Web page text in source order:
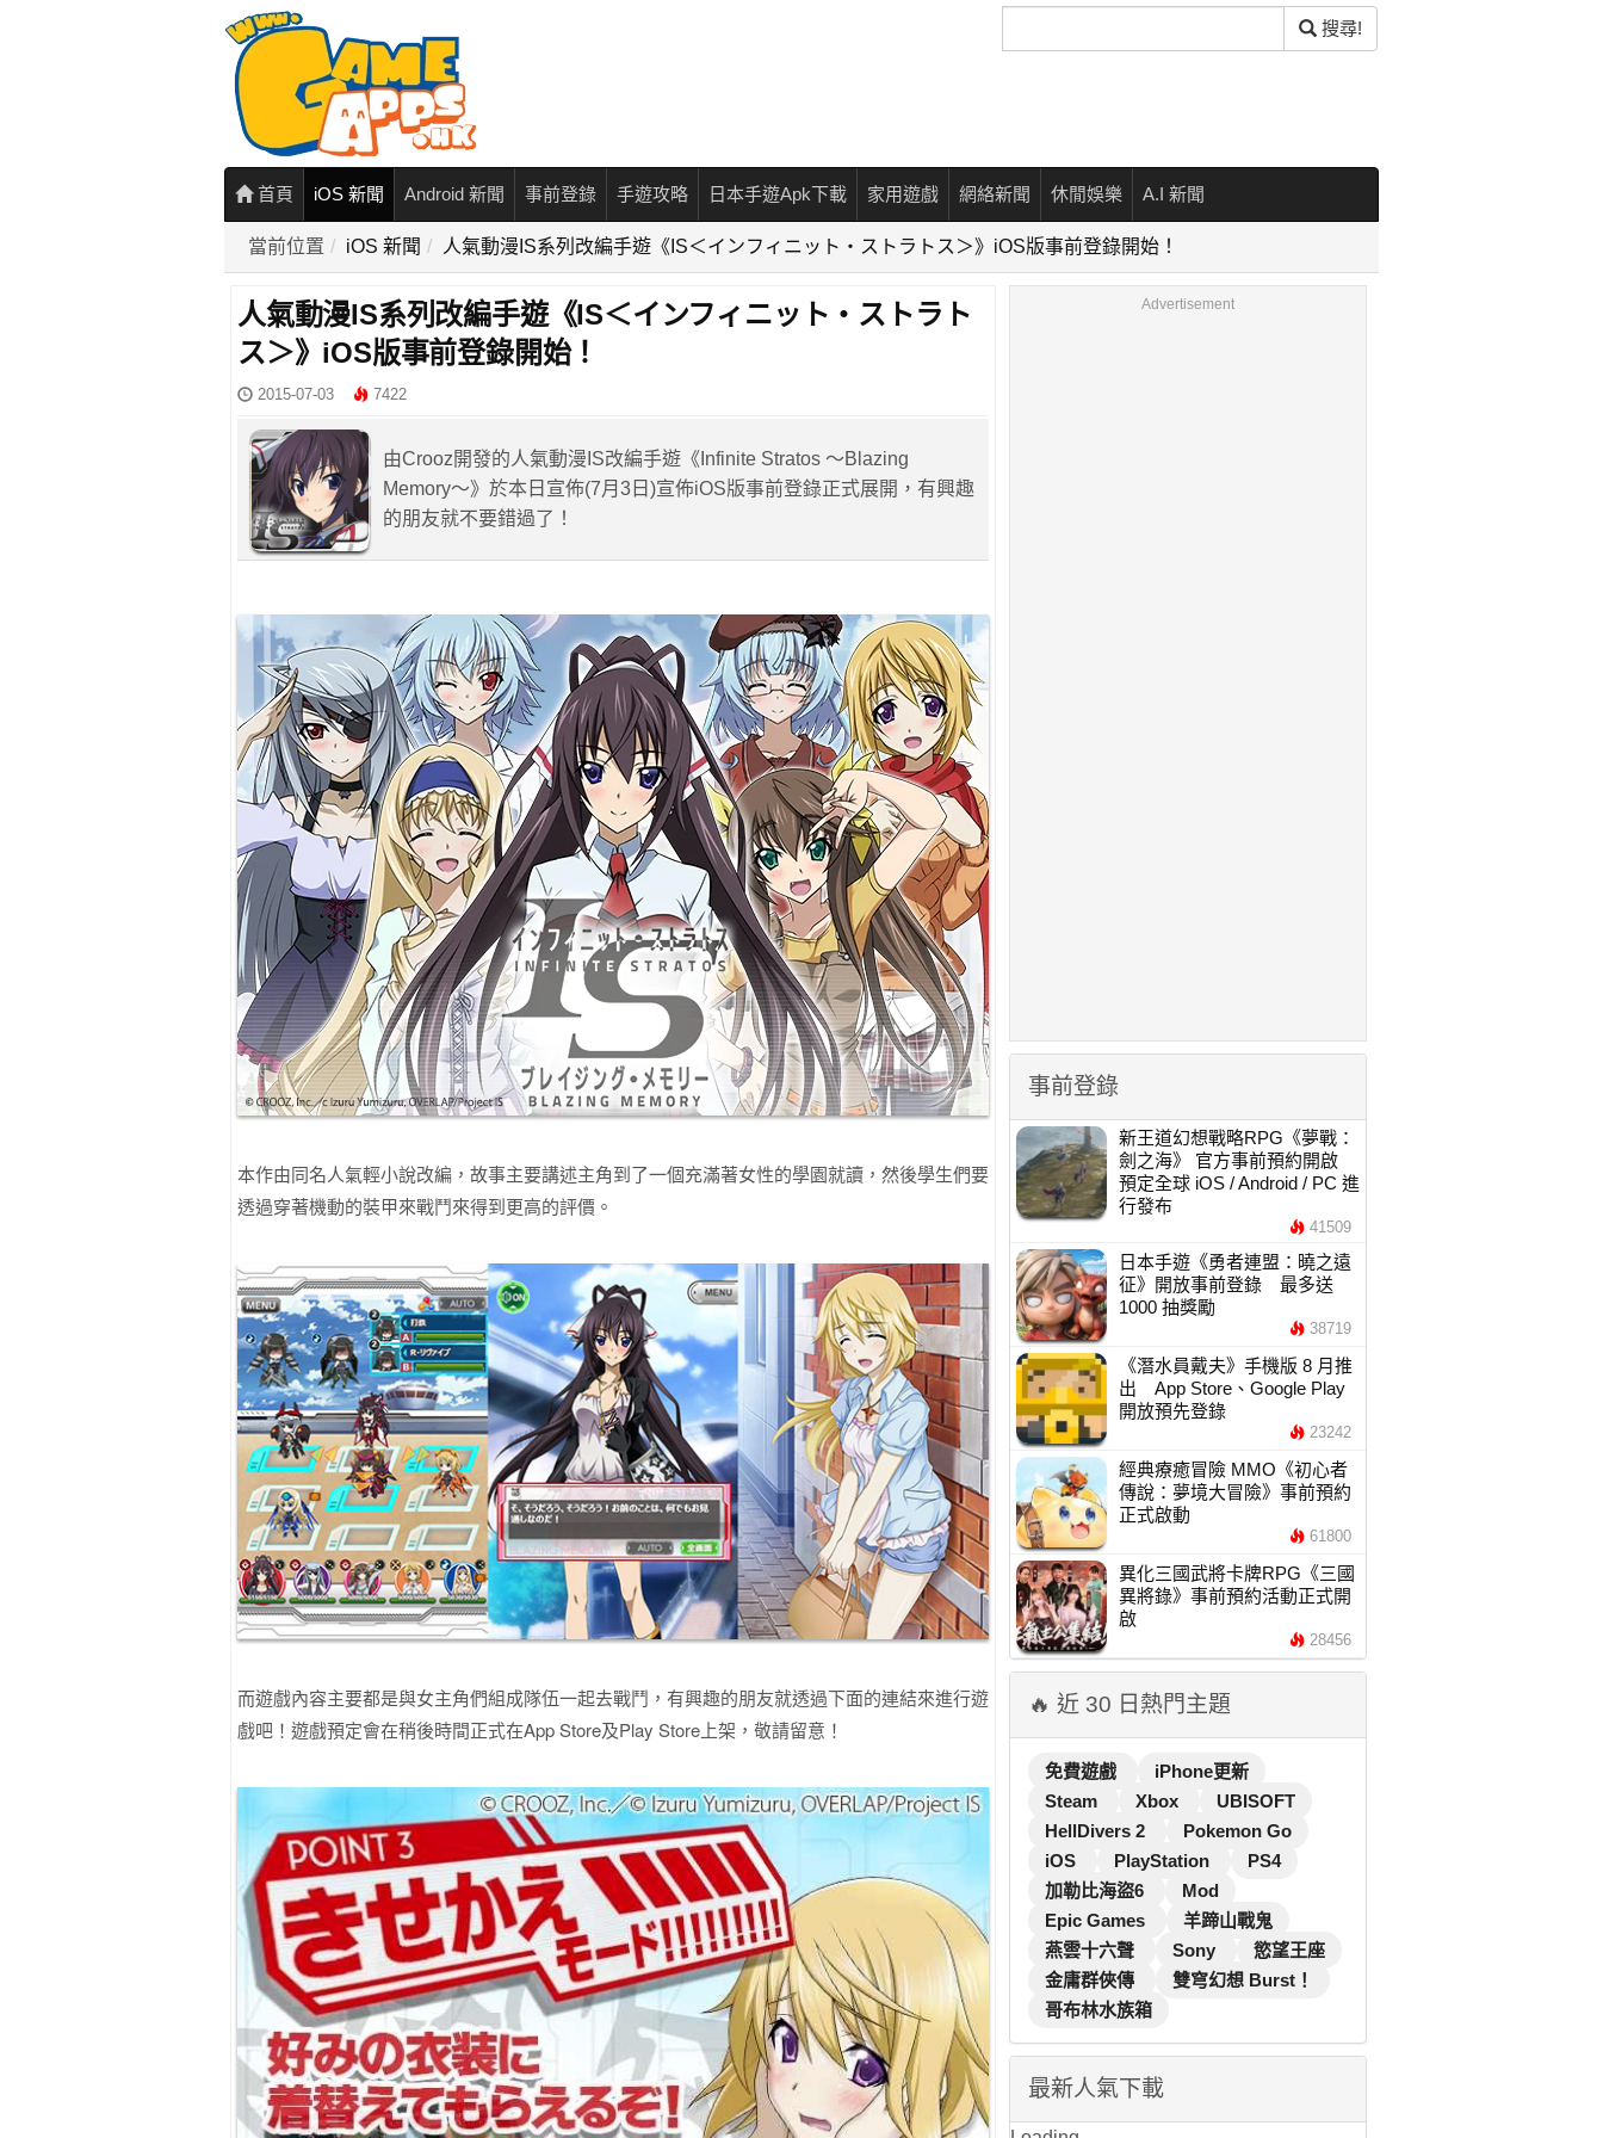
尋
搜尋!
首頁 iOS 新聞 Android 新聞 事前登錄 手遊攻略 日本手遊Apk下載 家用遊戲 網絡新聞 休閒娛樂 A.I 新聞
當前位置 iOS 新聞 人氣動漫IS系列改編手遊《IS＜インフィニット・ストラトス＞》iOS版事前登錄開始！
人氣動漫IS系列改編手遊《IS＜インフィニット・ストラト
ス＞》iOS版事前登錄開始！
2015-07-03 7422
由Crooz開發的人氣動漫IS改編手遊《Infinite Stratos ～Blazing
Memory～》於本日宣佈(7月3日)宣佈iOS版事前登錄正式展開，有興趣
的朋友就不要錯過了！
本作由同名人氣輕小說改編，故事主要講述主角到了一個充滿著女性的學園就讀，然後學生們要
透過穿著機動的裝甲來戰鬥來得到更高的評價。
而遊戲內容主要都是與女主角們組成隊伍一起去戰鬥，有興趣的朋友就透過下面的連結來進行遊
戲吧！遊戲預定會在稍後時間正式在App Store及Play Store上架，敬請留意！
Advertisement
事前登錄
新王道幻想戰略RPG《夢戰：
劍之海》 官方事前預約開啟
預定全球 iOS / Android / PC 進
行發布
41509
日本手遊《勇者連盟：曉之遠
征》開放事前登錄 最多送
1000 抽獎勵
38719
《潛水員戴夫》手機版 8 月推
出 App Store、Google Play
開放預先登錄
23242
經典療癒冒險 MMO《初心者
傳說：夢境大冒險》事前預約
正式啟動
61800
異化三國武將卡牌RPG《三國
異將錄》事前預約活動正式開
啟
28456
🔥 近 30 日熱門主題
免費遊戲
iPhone更新
Steam
Xbox
UBISOFT
HellDivers 2
Pokemon Go
iOS
PlayStation
PS4
加勒比海盜6
Mod
Epic Games
羊蹄山戰鬼
燕雲十六聲
Sony
慾望王座
金庸群俠傳
雙穹幻想 Burst！
哥布林水族箱
最新人氣下載